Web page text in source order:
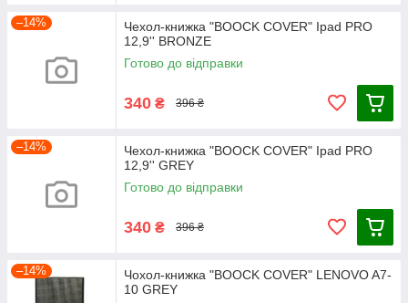
–14%
Чехол-книжка "BOOCK COVER" Ipad PRO
12,9'' BRONZE
Готово до відправки
340 ₴ 396 ₴
–14%
Чехол-книжка "BOOCK COVER" Ipad PRO
12,9'' GREY
Готово до відправки
340 ₴ 396 ₴
–14%
Чохол-книжка "BOOCK COVER" LENOVO A7-
10 GREY